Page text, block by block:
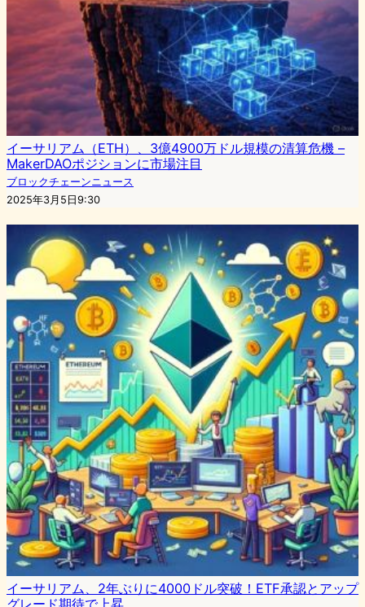
イーサリアム（ETH）、3億4900万ドル規模の清算危機 –
MakerDAOポジションに市場注目
ブロックチェーンニュース
2025年3月5日9:30
イーサリアム、2年ぶりに4000ドル突破！ETF承認とアップ
グレード期待で上昇